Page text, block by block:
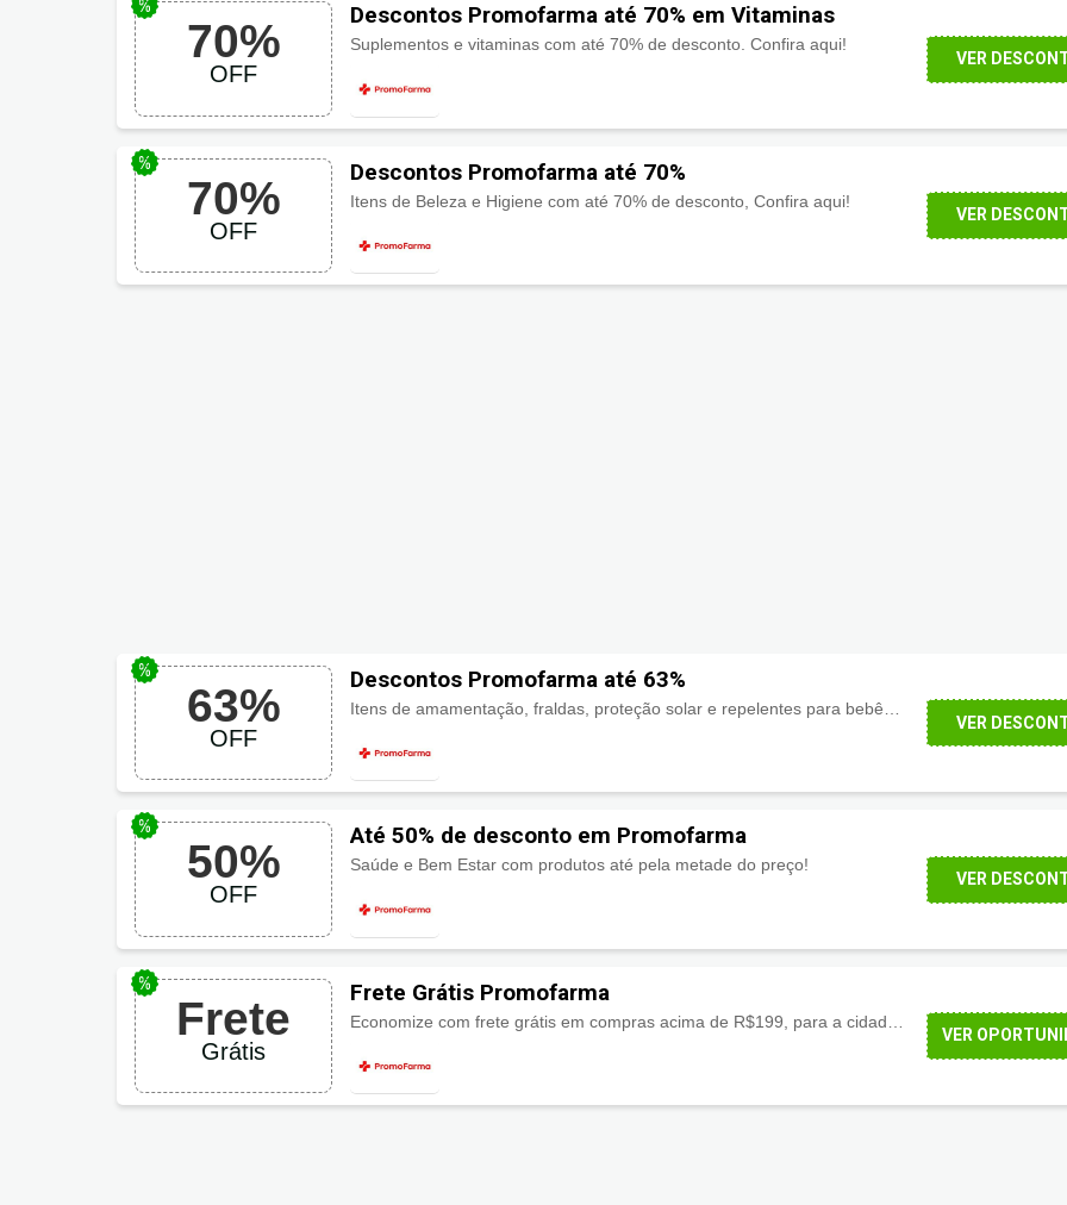
70%
OFF
Descontos Promofarma até 70% em Vitaminas
Suplementos e vitaminas com até 70% de desconto. Confira aqui!
VER
70%
OFF
Descontos Promofarma até 70%
Itens de Beleza e Higiene com até 70% de desconto, Confira aqui!
VER
63%
OFF
Descontos Promofarma até 63%
VER
50%
OFF
Até 50% de desconto em Promofarma
Saúde e Bem Estar com produtos até pela metade do preço!
VER
Frete
Grátis
Frete Grátis Promofarma
VER